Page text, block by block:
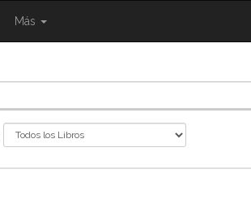
Más
{{